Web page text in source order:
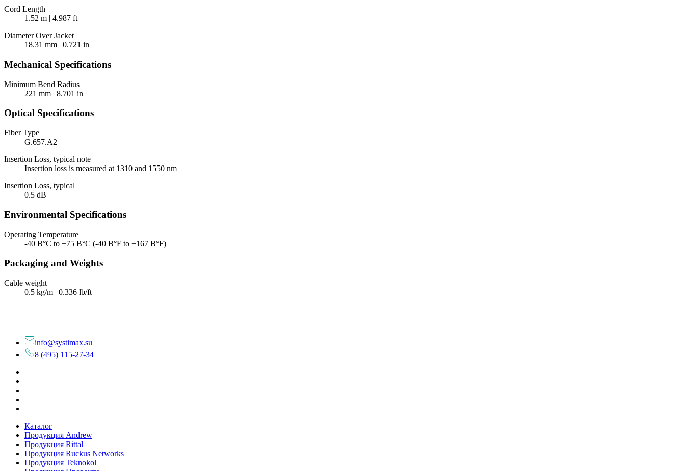
Cord Length
1.52 m | 4.987 ft
Diameter Over Jacket
18.31 mm | 0.721 in
Mechanical Specifications
Minimum Bend Radius
221 mm | 8.701 in
Optical Specifications
Fiber Type
G.657.A2
Insertion Loss, typical note
Insertion loss is measured at 1310 and 1550 nm
Insertion Loss, typical
0.5 dB
Environmental Specifications
Operating Temperature
-40 В°C to +75 В°C (-40 В°F to +167 В°F)
Packaging and Weights
Cable weight
0.5 kg/m | 0.336 lb/ft
info@systimax.su
8 (495) 115-27-34
Каталог
Продукция Andrew
Продукция Rittal
Продукция Ruckus Networks
Продукция Teknokol